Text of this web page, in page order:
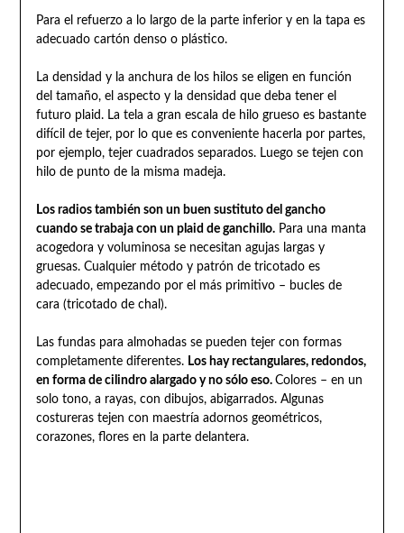
Para el refuerzo a lo largo de la parte inferior y en la tapa es
adecuado cartón denso o plástico.
La densidad y la anchura de los hilos se eligen en función
del tamaño, el aspecto y la densidad que deba tener el
futuro plaid. La tela a gran escala de hilo grueso es bastante
difícil de tejer, por lo que es conveniente hacerla por partes,
por ejemplo, tejer cuadrados separados. Luego se tejen con
hilo de punto de la misma madeja.
Los radios también son un buen sustituto del gancho
cuando se trabaja con un plaid de ganchillo.Para una manta
acogedora y voluminosa se necesitan agujas largas y
gruesas. Cualquier método y patrón de tricotado es
adecuado, empezando por el más primitivo – bucles de
cara (tricotado de chal).
Las fundas para almohadas se pueden tejer con formas
completamente diferentes. Los hay rectangulares, redondos,
en forma de cilindro alargado y no sólo eso. Colores – en un
solo tono, a rayas, con dibujos, abigarrados. Algunas
costureras tejen con maestría adornos geométricos,
corazones, flores en la parte delantera.